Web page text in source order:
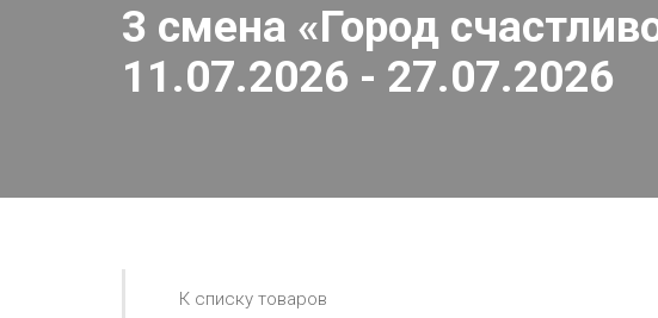
3 смена «Город
11.07.2026 - 27.07.2026
К списку товаров